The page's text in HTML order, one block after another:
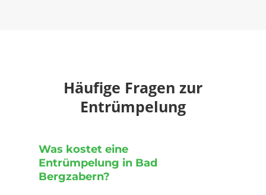
Häufige Fragen zur
Entrümpelung
Was kostet eine
Entrümpelung in Bad
Bergzabern?